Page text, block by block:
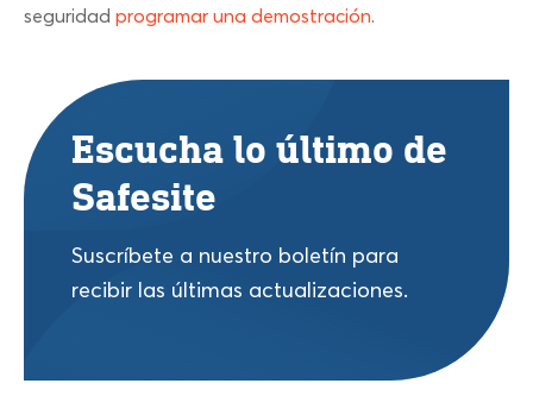
seguridad programar una demostración.
Escucha lo último de
Safesite
Suscríbete a nuestro boletín para
recibir las últimas actualizaciones.